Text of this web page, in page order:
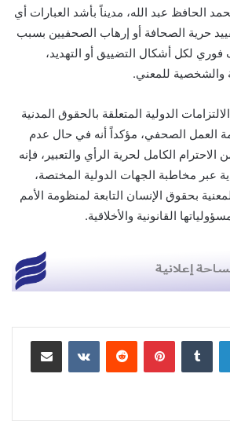
الحافظ عبد الله، مديناً بأشد العبارات أي
حرية الصحافة أو إرهاب الصحفيين بسبب
لكل أشكال التضييق أو التهديد،
والشخصية للمعني.
الدولية المتعلقة بالحقوق المدنية
العمل الصحفي، مؤكداً أنه في حال عدم
الاحترام الكامل لحرية الرأي والتعبير، فإنه
عبر مخاطبة الجهات الدولية المختصة،
بحقوق الإنسان التابعة لمنظومة الأمم
القانونية والأخلاقية.
لينكدإن بينتيريست مشاركة عبر البريد